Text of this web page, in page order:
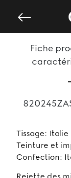
Fiche
Tissage: Italie
Teinture et
Confection: